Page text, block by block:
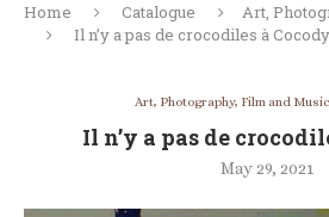
Home Catalogue
Art,
Il n’y a pas de crocodiles à Cocody
Art, Photography, Film and Music
Il n’y a pas de
May 29, 2021